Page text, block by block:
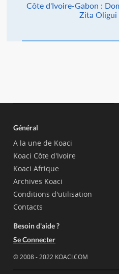
Côte d'Ivoire-Gabon :
Zita Oligui
Général
A la une de Koaci
Koaci Côte d'Ivoire
Koaci Afrique
Archives Koaci
Conditions d'utilisation
Contacts
Besoin d'aide ?
Se Connecter
© 2008 - 2022 KOACI.COM